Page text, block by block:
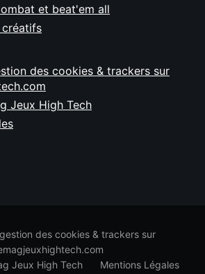
et beat'em all
créatifs
des cookies & trackers sur
Jeux High Tech
des cookies & trackers sur
Jeux High Tech
Mentions Légales